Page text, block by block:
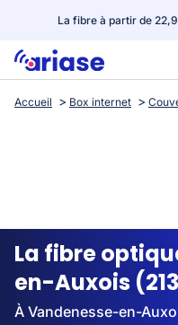
La fibre à partir de
Box internet
Streaming
Accueil Box internet
La fibre
en-Auxois
À Vandenesse-en-